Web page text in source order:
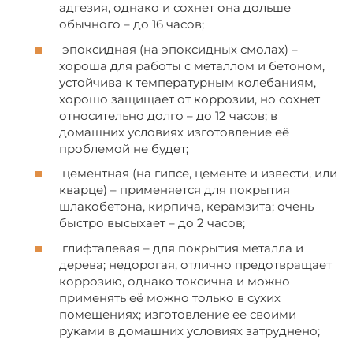
адгезия, однако и сохнет она дольше
обычного – до 16 часов;
эпоксидная (на эпоксидных смолах) –
хороша для работы с металлом и бетоном,
устойчива к температурным колебаниям,
хорошо защищает от коррозии, но сохнет
относительно долго – до 12 часов; в
домашних условиях изготовление её
проблемой не будет;
цементная (на гипсе, цементе и извести, или
кварце) – применяется для покрытия
шлакобетона, кирпича, керамзита; очень
быстро высыхает – до 2 часов;
глифталевая – для покрытия металла и
дерева; недорогая, отлично предотвращает
коррозию, однако токсична и можно
применять её можно только в сухих
помещениях; изготовление ее своими
руками в домашних условиях затруднено;